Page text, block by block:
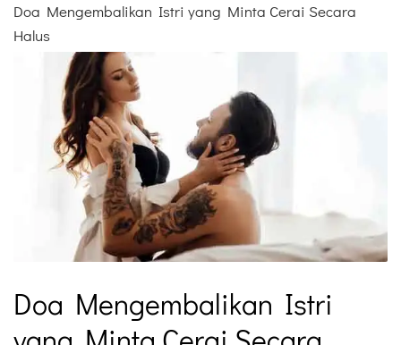
Doa Mengembalikan Istri yang Minta Cerai Secara
Halus
Doa Mengembalikan Istri